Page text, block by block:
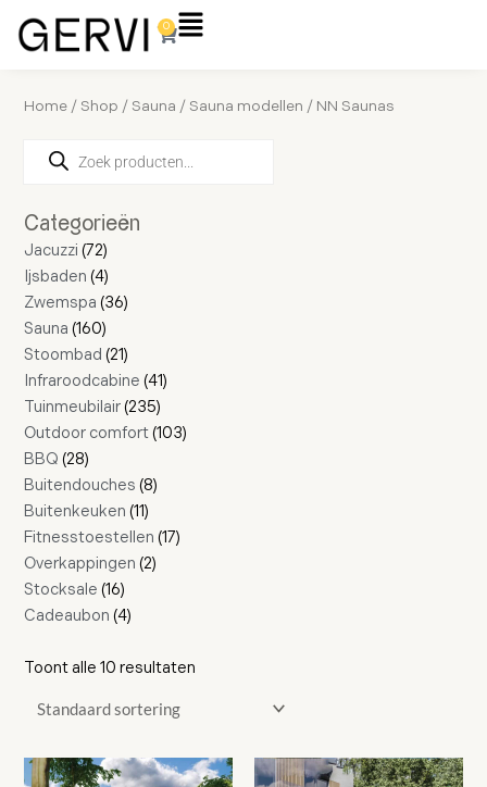
naar
0
Winkelwagen
Flyout
Home /Shop /Sauna /Sauna modellen / NN Saunas
zoeken
Categorieën
Jacuzzi 72
producten
Ijsbaden 4
producten
Zwemspa 36
producten
Sauna 160
producten
Stoombad 21
producten
Infraroodcabine 41
producten
Tuinmeubilair 235
producten
Outdoor comfort 103
producten
BBQ 28
producten
Buitendouches 8
producten
Buitenkeuken 11
producten
Fitnesstoestellen 17
producten
Overkappingen 2
producten
Stocksale 16
producten
Cadeaubon 4
producten
Toont alle 10 resultaten